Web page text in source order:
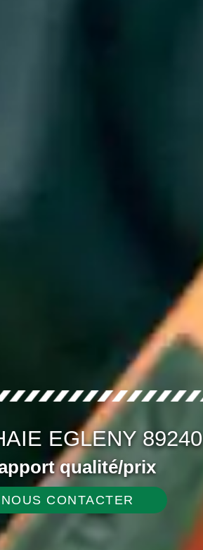
EGLENY 89240
qualité/prix
NOUS CONTACTER